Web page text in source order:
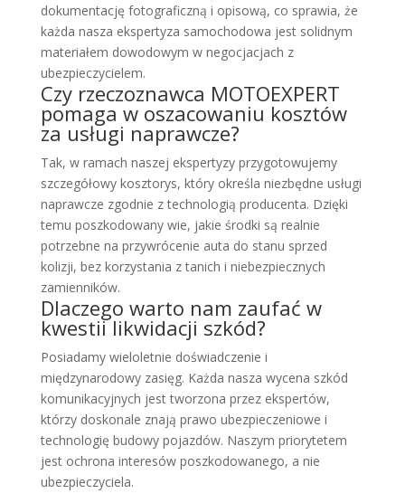
dokumentację fotograficzną i opisową, co sprawia, że
każda nasza ekspertyza samochodowa jest solidnym
materiałem dowodowym w negocjacjach z
ubezpieczycielem.
Czy rzeczoznawca MOTOEXPERT
pomaga w oszacowaniu kosztów
za usługi naprawcze?
Tak, w ramach naszej ekspertyzy przygotowujemy
szczegółowy kosztorys, który określa niezbędne usługi
naprawcze zgodnie z technologią producenta. Dzięki
temu poszkodowany wie, jakie środki są realnie
potrzebne na przywrócenie auta do stanu sprzed
kolizji, bez korzystania z tanich i niebezpiecznych
zamienników.
Dlaczego warto nam zaufać w
kwestii likwidacji szkód?
Posiadamy wieloletnie doświadczenie i
międzynarodowy zasięg. Każda nasza wycena szkód
komunikacyjnych jest tworzona przez ekspertów,
którzy doskonale znają prawo ubezpieczeniowe i
technologię budowy pojazdów. Naszym priorytetem
jest ochrona interesów poszkodowanego, a nie
ubezpieczyciela.